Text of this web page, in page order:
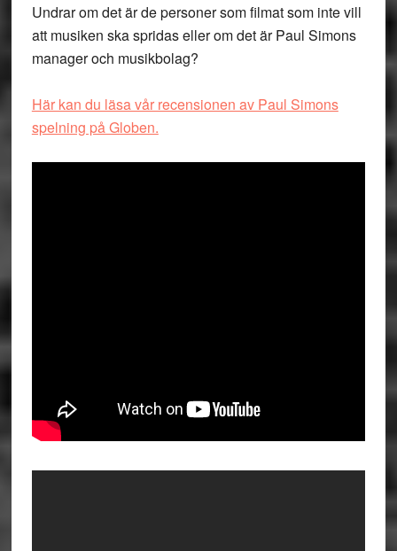
Undrar om det är de personer som filmat som inte vill
att musiken ska spridas eller om det är Paul Simons
manager och musikbolag?
Här kan du läsa vår recensionen av Paul Simons
spelning på Globen.